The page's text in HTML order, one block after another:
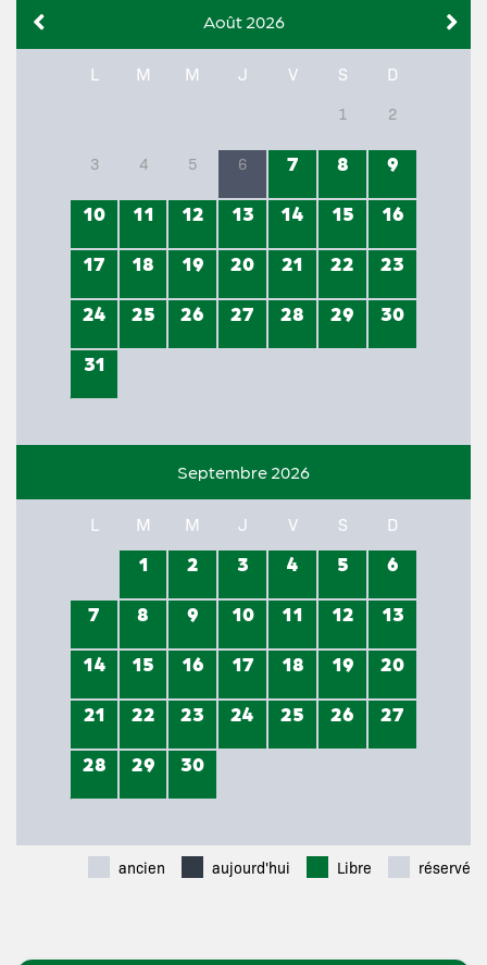
Août 2026
L M M J V S D
1 2
3 4 5 6 7 8
9
10
11 12 13 14 15
16
17
18 19 20 21 22
23
24
25 26 27 28 29
30
31
Septembre 2026
L M M J V S D
1 2 3 4 5
6
7
8 9 10 11 12
13
14
15 16 17 18 19
20
21
22 23 24 25 26
27
28
29 30
ancien aujourd'hui Libre réservé